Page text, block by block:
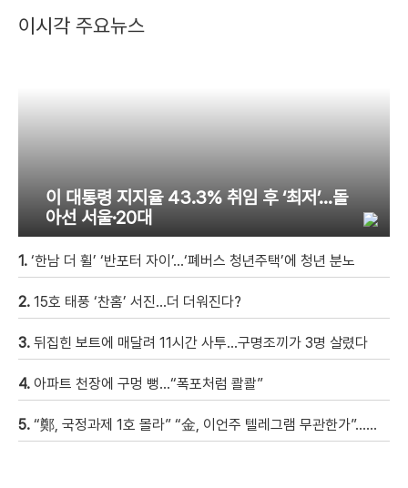
이시각 주요뉴스
이 대통령 지지율 43.3% 취임 후 ‘최저’…돌
아선 서울·20대
1. ‘한남 더 휠’ ‘반포터 자이’…‘폐버스 청년주택’에 청년 분노
2. 15호 태풍 ‘찬홈’ 서진…더 더워진다?
3. 뒤집힌 보트에 매달려 11시간 사투…구명조끼가 3명 살렸다
4. 아파트 천장에 구멍 뻥…“폭포처럼 콸콸”
5. “鄭, 국정과제 1호 몰라” “金, 이언주 텔레그램 무관한가”…與 주자 3인, 정면충돌